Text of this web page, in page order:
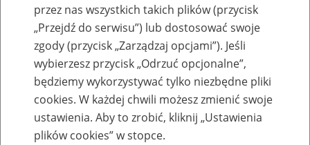
Baza zlikwidowanych lub
przekształconych zakładów pracy
Nazwa zakładu pracy:
przez nas wszystkich takich plików (przycisk
„Przejdź do serwisu”) lub dostosować swoje
zgody (przycisk „Zarządzaj opcjami”). Jeśli
wybierzesz przycisk „Odrzuć opcjonalne”,
będziemy wykorzystywać tylko niezbędne pliki
cookies. W każdej chwili możesz zmienić swoje
ustawienia. Aby to zrobić, kliknij „Ustawienia
plików cookies” w stopce.